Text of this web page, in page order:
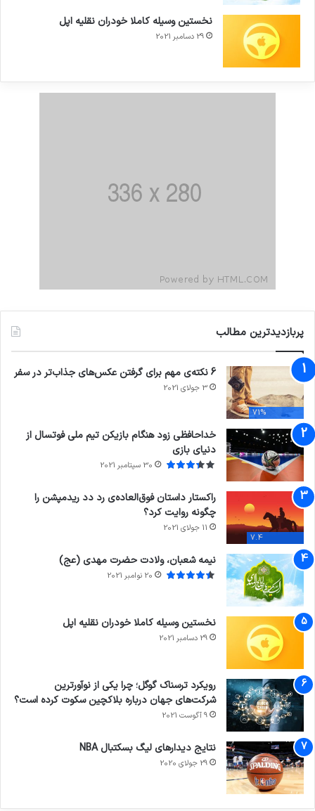
نخستین وسیله کاملا خودران نقلیه اپل
29 دسامبر 2021
پربازدیدترین مطالب
71%
6 نکته‌ی مهم برای گرفتن عکس‌های جذاب‌تر در سفر
3 جولای 2021
خداحافظی زود هنگام بازیکن تیم ملی فوتسال از
دنیای بازی
30 سپتامبر 2021
7.4
راکستار داستان فوق‌العاده‌ی رد دد ریدمپشن را
چگونه روایت کرد؟
11 جولای 2021
نیمه شعبان، ولادت حضرت مهدی (عج)
20 نوامبر 2021
نخستین وسیله کاملا خودران نقلیه اپل
29 دسامبر 2021
رویکرد ترسناک گوگل؛ چرا یکی از نوآورترین
شرکت‌های جهان درباره بلاکچین سکوت کرده است؟
9 آگوست 2021
نتایج دیدار‌های لیگ بسکتبال NBA
29 جولای 2020